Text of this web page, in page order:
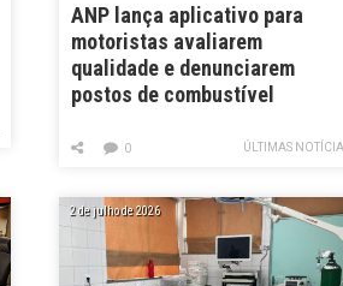
ANP lança aplicativo para
motoristas avaliarem
qualidade e denunciarem
postos de combustível
ÚLTIMAS
0
2 de julho de 2026